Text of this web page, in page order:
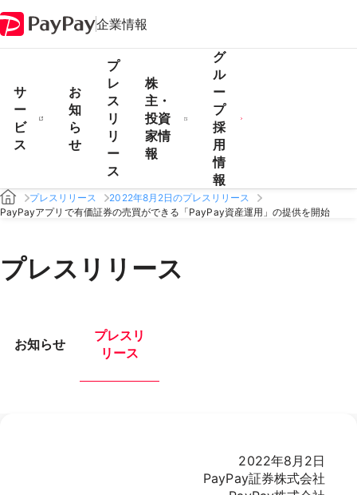
企業情報
サ
ー
ビ
ス
お
知
ら
せ
プ
レ
ス
リ
リ
ー
ス
株
主・
投資
家情
報
グ
ル
ー
プ
採
用
情
報
プレスリリース
2022年8月2日のプレスリリース
PayPayアプリで有価証券の売買ができる「PayPay資産運用」の提供を開始
プレスリリース
お知らせ
プレスリ
リース
2022年8月2日
PayPay証券株式会社